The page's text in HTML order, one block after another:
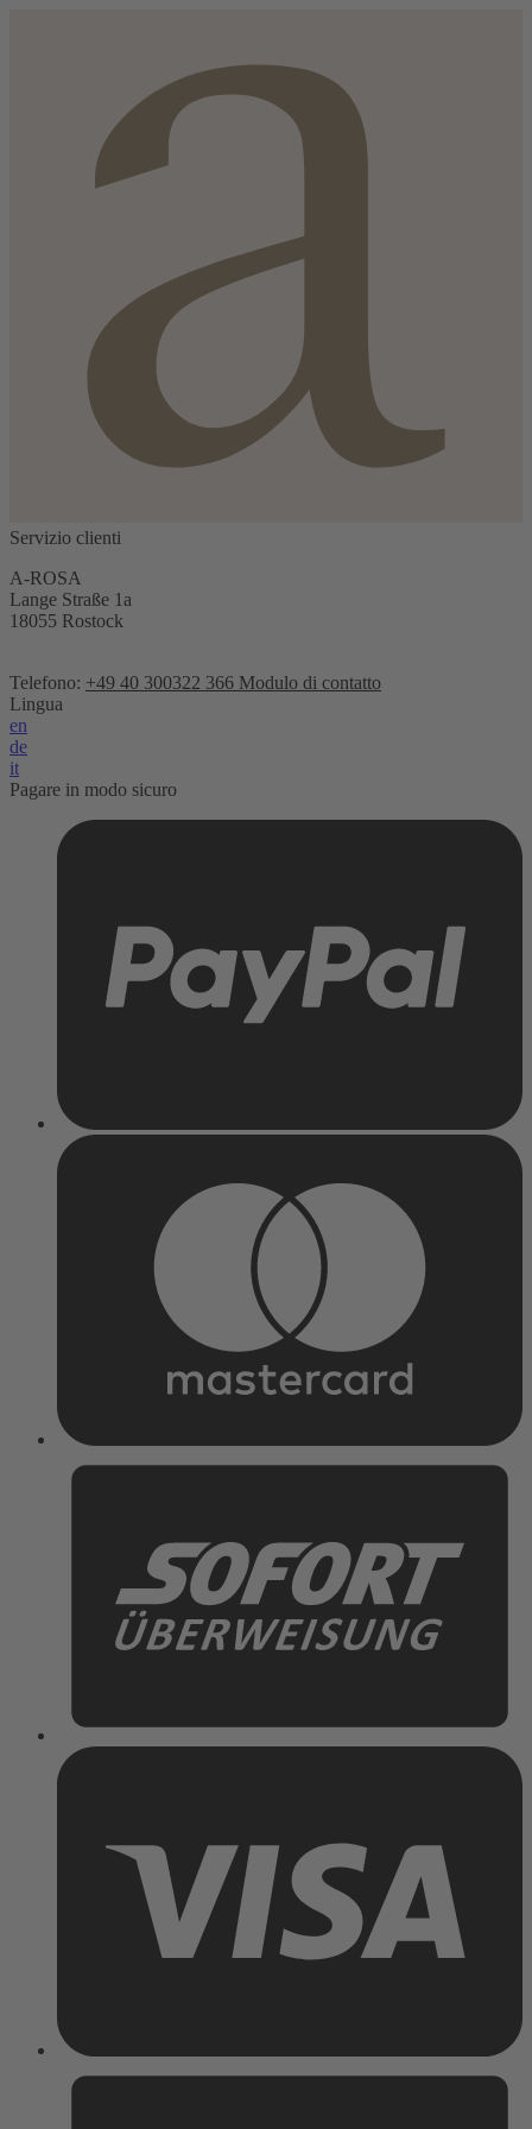
Servizio clienti
A-ROSA
Lange Straße 1a
18055 Rostock
Telefono: +49 40 300322 366 Modulo di contatto
Lingua
en
de
it
Pagare in modo sicuro